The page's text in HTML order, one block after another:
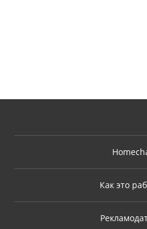
Как это